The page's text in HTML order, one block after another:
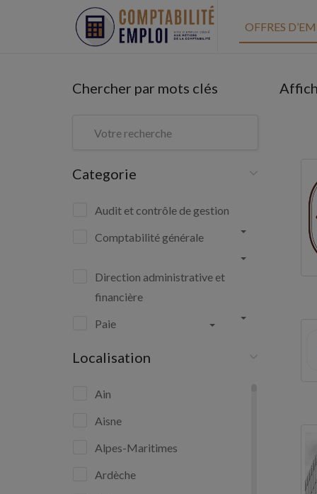
OFFRES
Chercher par mots clés
Categorie
Audit et contrôle de gestion
Comptabilité générale
Direction administrative et
financière
Paie
Localisation
Ain
Aisne
Alpes-Maritimes
Ardèche